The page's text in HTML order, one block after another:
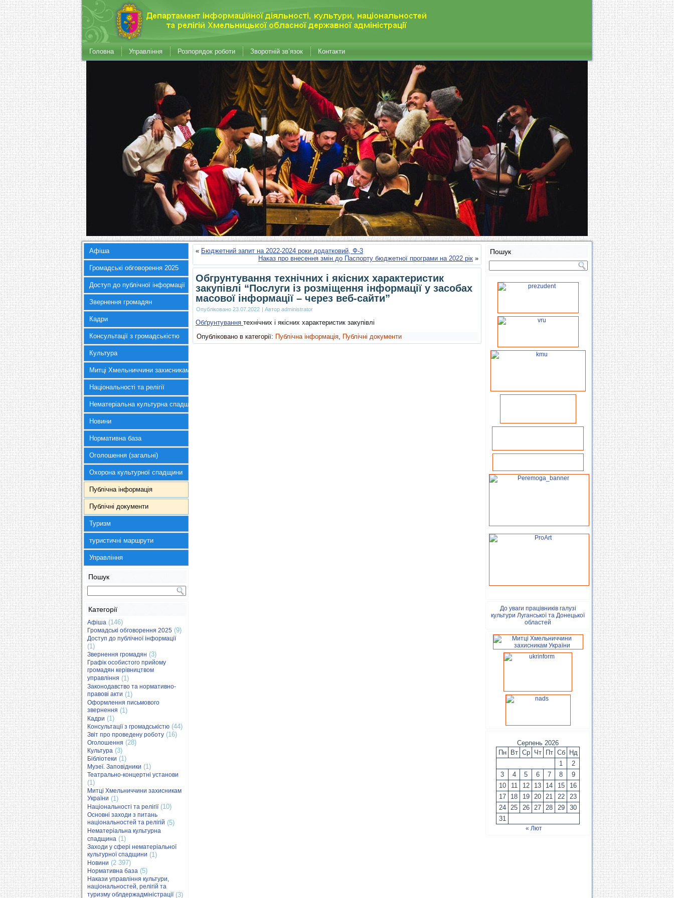
Головна Управління Розпорядок роботи Зворотній зв’язок Контакти
Афіша
Громадські обговорення 2025
Доступ до публічної інформації
Звернення громадян
Кадри
Консультації з громадськістю
Культура
Митці Хмельниччини захисникам України
Національності та релігії
Нематеріальна культурна спадщина
Новини
Нормативна база
Оголошення (загальні)
Охорона культурної спадщини
Публічна інформація
Публічні документи
Туризм
туристичні маршрути
Управління
Пошук
Категорії
Афіша (146)
Громадські обговорення 2025 (9)
Доступ до публічної інформації
(1)
Звернення громадян (3)
Графік особистого прийому
громадян керівництвом
управління (1)
Законодавство та нормативно-
правові акти (1)
Оформлення письмового
звернення (1)
Кадри (1)
Консультації з громадськістю (44)
Звіт про проведену роботу (16)
Оголошення (28)
Культура (3)
Бібліотеки (1)
Музеї. Заповідники (1)
Театрально-концертні установи
(1)
Митці Хмельниччини захисникам
України (1)
Національності та релігії(10)
Основні заходи з питань
національностей та релігій (5)
Нематеріальна культурна
спадщина (1)
Заходи у сфері нематеріальної
культурної спадщини (1)
Новини (2 397)
Нормативна база (5)
Накази управління культури,
національностей, релігій та
туризму облдержадміністрації(3)
« Бюджетний запит на 2022-2024 роки додатковий, Ф-3
Наказ про внесення змін до Паспорту бюджетної програми на 2022 рік »
Обгрунтування технічних і якісних характеристик
закупівлі “Послуги із розміщення інформації у засобах
масової інформації – через веб-сайти”
Опубліковано 23.07.2022 | Автор administrator
Обґрунтування технічних і якісних характеристик закупівлі
Опубліковано в категорії: Публічна інформація, Публічні документи
Пошук
До уваги працівників галузі
культури Луганської та Донецької
областей
Серпень 2026
Пн
Вт Ср Чт Пт Сб
Нд
1
2
3
4 5 6 7 8
9
10
11 12 13 14 15
16
17
18 19 20 21 22
23
24
25 26 27 28 29
30
31
« Лют